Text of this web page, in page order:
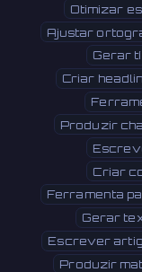
Otimizar
Ajustar
Gerar
Criar
Produzir
Criar
Ferramenta
Gerar
Escrever
Produzir